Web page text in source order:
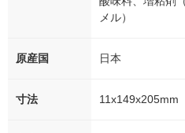
メル）
原産国 日本
寸法 11x149x205mm